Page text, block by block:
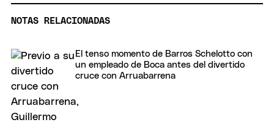
NOTAS RELACIONADAS
El tenso momento de Barros Schelotto con
un empleado de Boca antes del divertido
cruce con Arruabarrena